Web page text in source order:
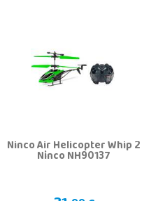
Ninco Air Helicopter Whip 2
Ninco NH90137